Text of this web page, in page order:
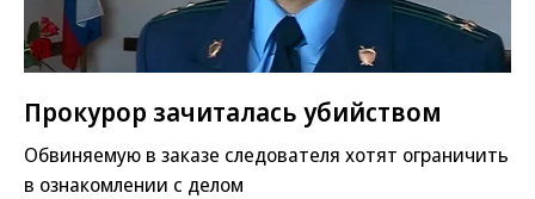
Прокурор зачиталась убийством
Обвиняемую в заказе следователя хотят ограничить
в ознакомлении с делом